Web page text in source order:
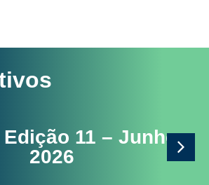
Edição 11 – Junho
2026